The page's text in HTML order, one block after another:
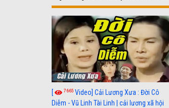
[ 7665 Video] Cải Lương Xưa : Đời Cô
Diễm - Vũ Linh Tài Linh | cải lương xã hội